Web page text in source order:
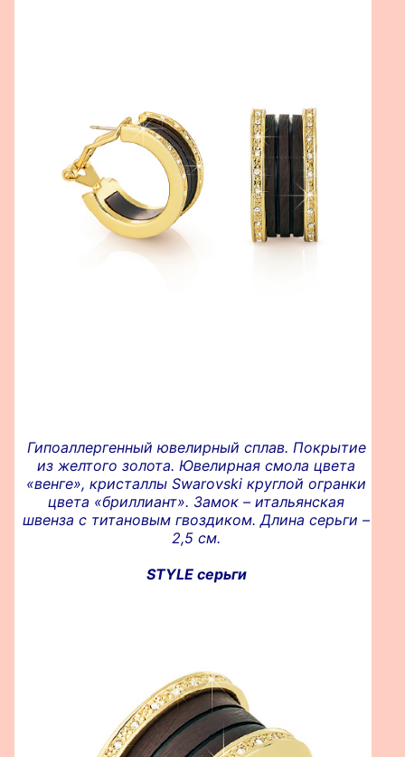
Гипоаллергенный ювелирный сплав. Покрытие
из желтого золота. Ювелирная смола цвета
«венге», кристаллы Swarovski круглой огранки
цвета «бриллиант». Замок – итальянская
швенза с титановым гвоздиком. Длина серьги –
2,5 см.
STYLE серьги